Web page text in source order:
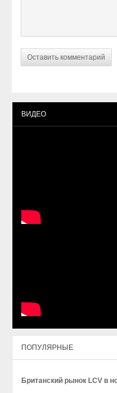
ВИДЕО
ПОПУЛЯРНЫЕ
Британский рынок LCV в